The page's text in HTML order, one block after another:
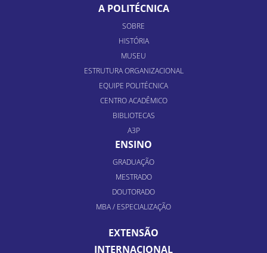
A POLITÉCNICA
SOBRE
HISTÓRIA
MUSEU
ESTRUTURA ORGANIZACIONAL
EQUIPE POLITÉCNICA
CENTRO ACADÊMICO
BIBLIOTECAS
A3P
ENSINO
GRADUAÇÃO
MESTRADO
DOUTORADO
MBA / ESPECIALIZAÇÃO
EXTENSÃO
INTERNACIONAL